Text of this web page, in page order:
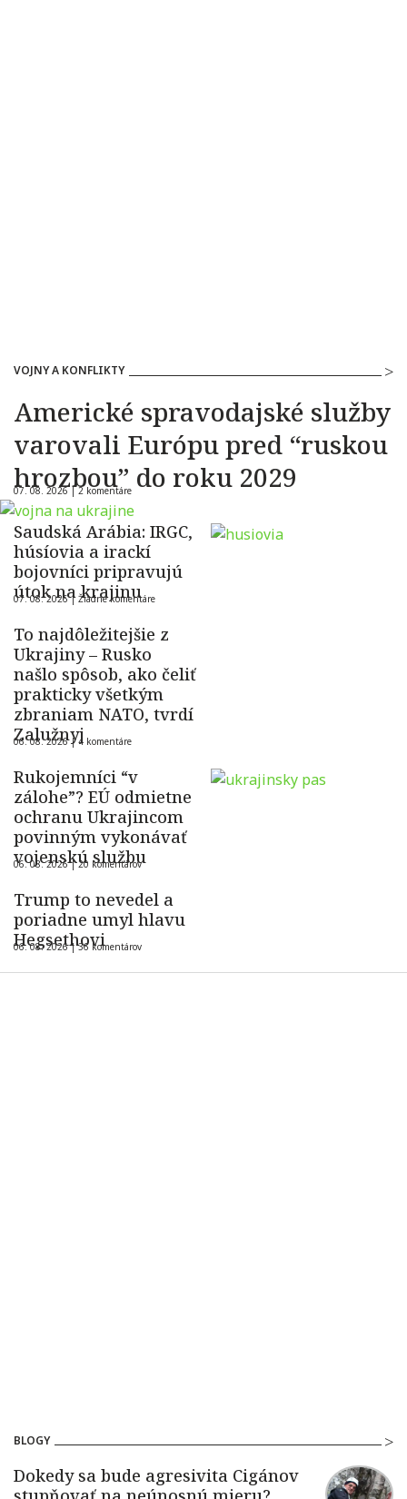
VOJNY A KONFLIKTY
Americké spravodajské služby
varovali Európu pred “ruskou
hrozbou” do roku 2029
07. 08. 2026 |2 komentáre
Saudská Arábia: IRGC,
húsíovia a irackí
bojovníci pripravujú
útok na krajinu
07. 08. 2026 |Žiadne komentáre
To najdôležitejšie z
Ukrajiny – Rusko
našlo spôsob, ako čeliť
prakticky všetkým
zbraniam NATO, tvrdí
Zalužnyj
06. 08. 2026 |4 komentáre
Rukojemníci “v
zálohe”? EÚ odmietne
ochranu Ukrajincom
povinným vykonávať
vojenskú službu
06. 08. 2026 |20 komentárov
Trump to nevedel a
poriadne umyl hlavu
Hegsethovi
06. 08. 2026 |36 komentárov
BLOGY